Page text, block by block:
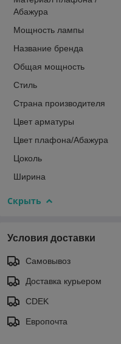
Абажура
Мощность лампы
Название бренда
Общая мощность
Стиль
Страна производителя
Цвет арматуры
Цвет плафона/Абажура
Цоколь
Ширина
Скрыть
Условия доставки
Самовывоз
Доставка курьером
CDEK
Европочта